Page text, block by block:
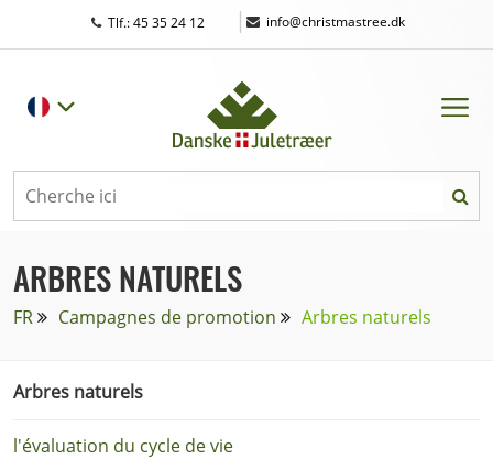
Tlf.: 45 35 24 12 | info@christmastree.dk
ARBRES NATURELS
FR Campagnes de promotion Arbres naturels
Arbres naturels
l'évaluation du cycle de vie